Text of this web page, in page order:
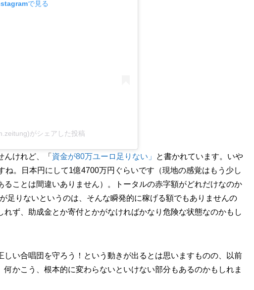
で見る
がシェアした投稿
んけれど、「 資金が80万ユーロ足りない」
と書かれています。いや
ね。日本円にして1億4700万円ぐらいです（現地の感覚はもう少し
ことは間違いありません）。トータルの赤字額がどれだけなのか
足りないというのは、そんな瞬発的に稼げる額でもありませんの
ず、助成金とか寄付とかがなければかなり危険な状態なのかもし
しい合唱団を守ろう！という動きが出るとは思いますものの、以前
かこう、根本的に変わらないといけない部分もあるのかもしれま